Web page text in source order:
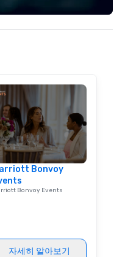
Bonvoy
Bonvoy Events
자세히 알아보기